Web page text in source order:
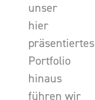
unser
hier
präsentiertes
Portfolio
hinaus
führen wir